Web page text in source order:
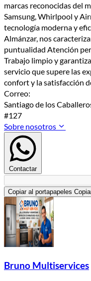
marcas reconocidas del
Samsung, Whirlpool y
tecnología moderna y
Almánzar, nos
puntualidad Atención
Trabajo limpio y
servicio que supere las
confort y la satisfacción
Correo:
Santiago de los
#127
Sobre nosotros
Contactar
Copiar al portapapeles
Bruno Multiservices